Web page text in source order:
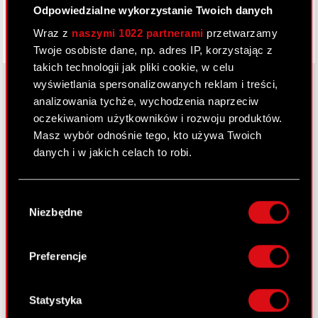
Odpowiedzialne wykorzystanie Twoich danych
Wraz z naszymi 1022 partnerami przetwarzamy
Twoje osobiste dane, np. adres IP, korzystając z
takich technologii jak pliki cookie, w celu
wyświetlania spersonalizowanych reklam i treści,
analizowania tychże, wychodzenia naprzeciw
oczekiwaniom użytkowników i rozwoju produktów.
Masz wybór odnośnie tego, kto używa Twoich
danych i w jakich celach to robi.
Gromadzić dane dotyczące Twojej
lokalizacji geograficznej z dokładnością nawet
Identyfikować Twoje urządzenie, aktywnie
analizując charakteryzującego je zbiory
palca)
zgody
Niezbędne
Preferencje
Statystyka
O CD PROJEKT
Grupa Kapitałowa
Nasz biznes
Inwestorzy
Media